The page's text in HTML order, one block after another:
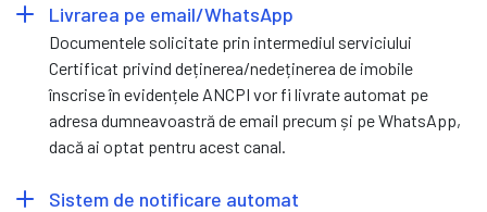
Livrarea pe email/WhatsApp
Documentele solicitate prin intermediul serviciului
Certificat privind deținerea/nedeținerea de imobile
înscrise în evidențele ANCPI vor fi livrate automat pe
adresa dumneavoastră de email precum și pe WhatsApp,
dacă ai optat pentru acest canal.
Sistem de notificare automat